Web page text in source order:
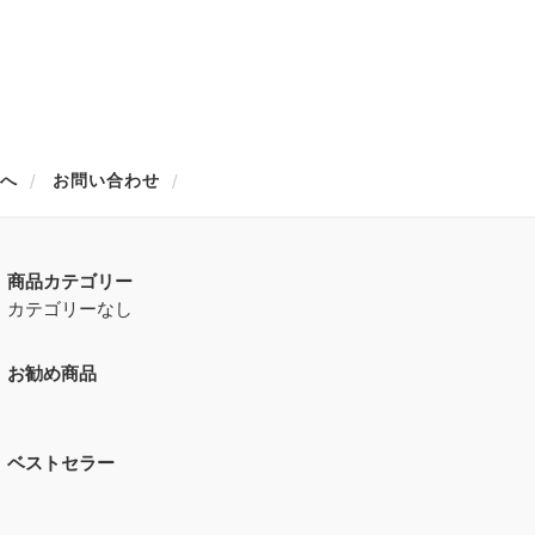
お問い合わせ
商品カテゴリー
カテゴリーなし
お勧め商品
ベストセラー